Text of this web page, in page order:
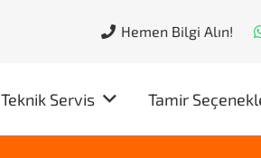
Hemen Bilgi Alın!
Teknik Servis Tamir